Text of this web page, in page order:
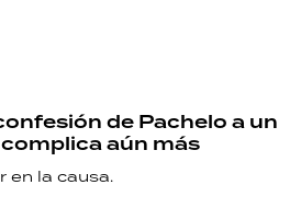
de Pachelo a un
aún más
en la causa.